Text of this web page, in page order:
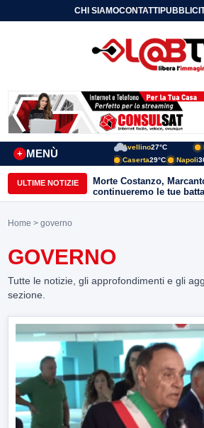
CHI SIAMOCONTATTI
MENÙ
+
Avellino27°C
Caserta29°C Napoli
ULTIME NOTIZIE
Morte Costanzo,
continueremo le tue
Sannio
Home > governo
GOVERNO
Tutte le notizie, gli approfondimenti e gli
sezione.